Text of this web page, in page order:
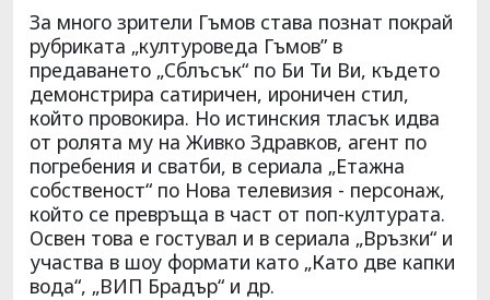
За много зрители Гъмов става познат покрай
рубриката „културоведа Гъмов” в
предаването „Сблъсък“ по Би Ти Ви, където
демонстрира сатиричен, ироничен стил,
който провокира. Но истинския тласък идва
от ролята му на Живко Здравков, агент по
погребения и сватби, в сериала „Етажна
собственост“ по Нова телевизия - персонаж,
който се превръща в част от поп-културата.
Освен това е гостувал и в сериала „Връзки“ и
участва в шоу формати като „Като две капки
вода“, „ВИП Брадър“ и др.